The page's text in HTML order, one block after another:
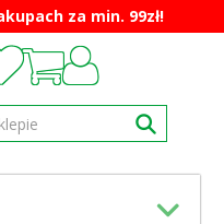
za min. 99zł!